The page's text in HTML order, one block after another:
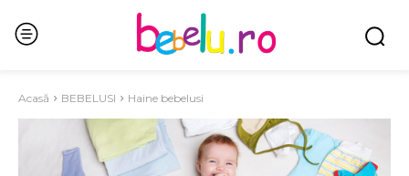
Acasă BEBELUSI Haine bebelusi